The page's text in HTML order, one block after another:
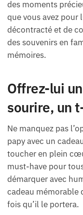
des moments
que vous avez pour
décontracté et de
des souvenirs en
mémoires.
Offrez-lui
sourire, un
Ne manquez pas
papy avec un
toucher en plein
must-have pour
démarquer avec
cadeau mémorable
fois qu’il le portera.